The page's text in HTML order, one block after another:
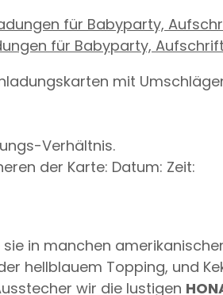
für Babyparty,
mit
Verhältnis.
der Karte: Datum: Zeit:
in manchen
hellblauem Topping, und
wir die lustigen